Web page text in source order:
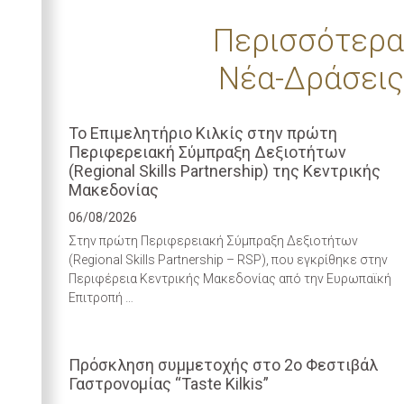
Περισσότερα
Νέα-Δράσεις
Το Επιμελητήριο Κιλκίς στην πρώτη
Περιφερειακή Σύμπραξη Δεξιοτήτων
(Regional Skills Partnership) της Κεντρικής
Μακεδονίας
06/08/2026
Στην πρώτη Περιφερειακή Σύμπραξη Δεξιοτήτων
(Regional Skills Partnership – RSP), που εγκρίθηκε στην
Περιφέρεια Κεντρικής Μακεδονίας από την Ευρωπαϊκή
Επιτροπή …
Πρόσκληση συμμετοχής στο 2ο Φεστιβάλ
Γαστρονομίας “Taste Kilkis”